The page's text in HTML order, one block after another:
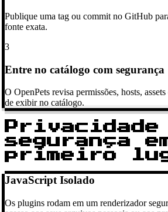
Publique uma tag ou commit no GitHub
fonte exata.
3
Entre no catálogo com segurança
O OpenPets revisa permissões, hosts,
de exibir no catálogo.
Privacidade
segurança
primeiro
JavaScript Isolado
Os plugins rodam em um renderizador